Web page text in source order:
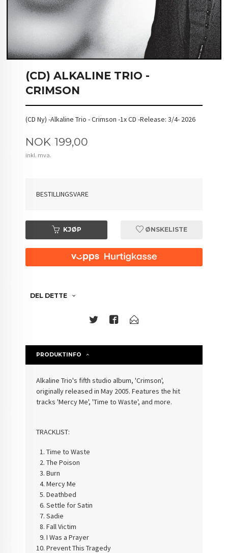
(CD) ALKALINE TRIO -
CRIMSON
(CD Ny) -Alkaline Trio - Crimson -1x CD -Release: 3/4- 2026
Pris
NOK 199,00
inkl. mva.
BESTILLINGSVARE
KJØP ØNSKELISTE
DEL DETTE
PRODUKTINFO
Alkaline Trio's fifth studio album, 'Crimson',
originally released in May 2005. Features the hit
tracks 'Mercy Me', 'Time to Waste', and more.
TRACKLIST:
Time to Waste
The Poison
Burn
Mercy Me
Deathbed
Settle for Satin
Sadie
Fall Victim
I Was a Prayer
Prevent This Tragedy